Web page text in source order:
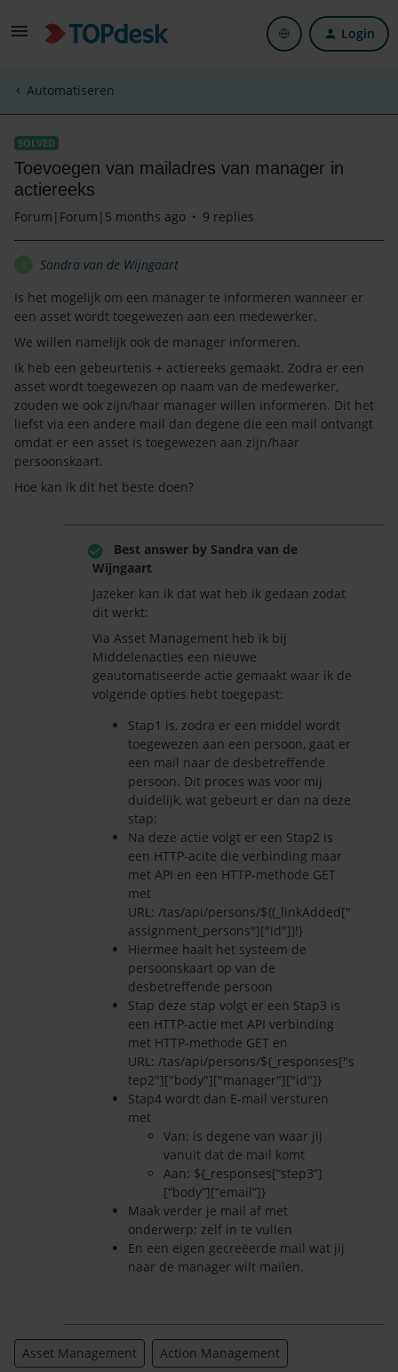
Login
Automatiseren
SOLVED
Toevoegen van mailadres van manager in
actiereeks
Forum|Forum|5 months ago 9 replies
Sandra van de Wijngaart
Is het mogelijk om een manager te informeren wanneer er
een asset wordt toegewezen aan een medewerker.
We willen namelijk ook de manager informeren.
Ik heb een gebeurtenis + actiereeks gemaakt. Zodra er een
asset wordt toegewezen op naam van de medewerker,
zouden we ook zijn/haar manager willen informeren. Dit het
liefst via een andere mail dan degene die een mail ontvangt
omdat er een asset is toegewezen aan zijn/haar
persoonskaart.
Hoe kan ik dit het beste doen?
Best answer by Sandra van de
Wijngaart
Jazeker kan ik dat wat heb ik gedaan zodat
dit werkt:
Via Asset Management heb ik bij
Middelenacties een nieuwe
geautomatiseerde actie gemaakt waar ik de
volgende opties hebt toegepast:
Stap1 is, zodra er een middel wordt
toegewezen aan een persoon, gaat er
een mail naar de desbetreffende
persoon. Dit proces was voor mij
duidelijk, wat gebeurt er dan na deze
stap:
Na deze actie volgt er een Stap2 is
een HTTP-acite die verbinding maar
met API en een HTTP-methode GET
met
URL: /tas/api/persons/${(_linkAdded["
assignment_persons"]["id"])!}
Hiermee haalt het systeem de
persoonskaart op van de
desbetreffende persoon
Stap deze stap volgt er een Stap3 is
een HTTP-actie met API verbinding
met HTTP-methode GET en
URL: /tas/api/persons/${_responses["s
tep2"]["body"]["manager"]["id"]}
Stap4 wordt dan E-mail versturen
met
Van: is degene van waar jij
vanuit dat de mail komt
Aan: ${_responses[“step3”]
[“body”][“email”]}
Maak verder je mail af met
onderwerp: zelf in te vullen
En een eigen gecreëerde mail wat jij
naar de manager wilt mailen.
Asset Management Action Management